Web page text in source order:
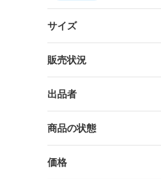
サイズ
販売状況
出品者
商品の状態
価格